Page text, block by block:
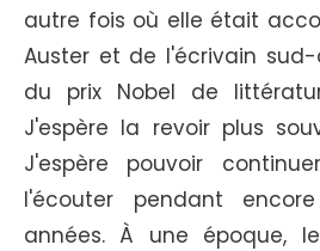
autre fois où elle était
Auster et de l'écrivain
du prix Nobel de
J'espère la revoir plus
J'espère pouvoir
l'écouter pendant
années. À une époque,